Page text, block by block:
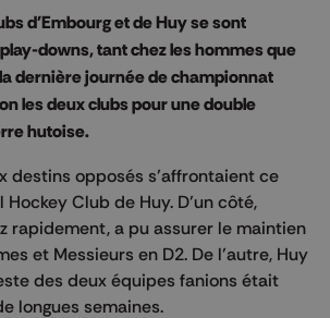
d'Embourg et de Huy se sont
downs, tant chez les hommes que
dernière journée de championnat
les deux clubs pour une double
hutoise.
destins opposés s’affrontaient ce
Hockey Club de Huy. D’un côté,
rapidement, a pu assurer le maintien
et Messieurs en D2. De l’autre, Huy
des deux équipes fanions était
longues semaines.